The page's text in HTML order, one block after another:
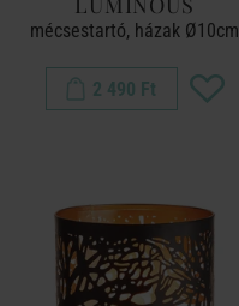
mécsestartó, házak Ø10cm
2 490 Ft